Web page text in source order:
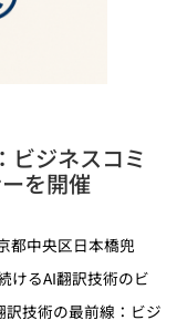
ビジネスコミ
を開催
都中央区日本橋兜
けるAI翻訳技術のビ
技術の最前線：ビジ